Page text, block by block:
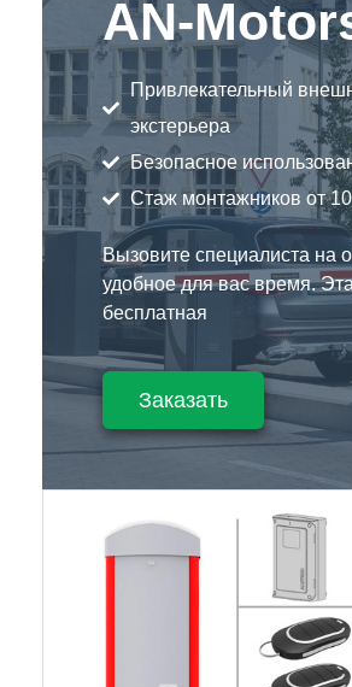
AN-
Привлекательный
экстерьера
Безопасное
Стаж монтажников от 10
Вызовите специалиста на
удобное для вас время.
бесплатная
Заказать